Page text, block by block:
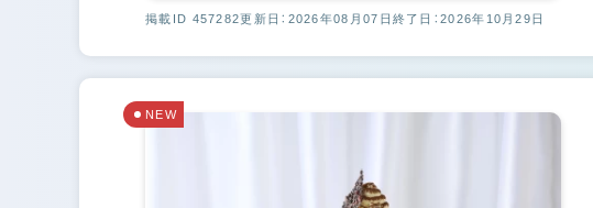
掲載ID 457282更新日：2026年08月07日 終了日：2026年10月29日
NEW